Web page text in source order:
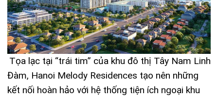
Tọa lạc tại “trái tim” của khu đô thị Tây Nam Linh
Đàm, Hanoi Melody Residences tạo nên những
kết nối hoàn hảo với hệ thống tiện ích ngoại khu